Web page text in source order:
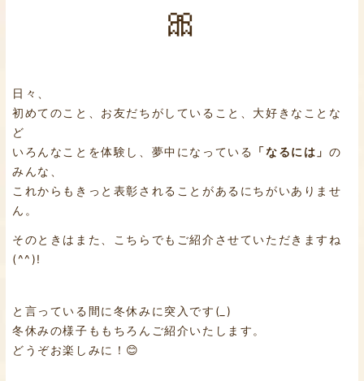
🎀
日々、
初めてのこと、お友だちがしていること、大好きなことな
ど
いろんなことを体験し、夢中になっている 「なるには」の
みんな、
これからもきっと表彰されることがあるにちがいありませ
ん。
そのときはまた、こちらでもご紹介させていただきますね
(^^)!
と言っている間に冬休みに突入です( )
冬休みの様子ももちろんご紹介いたします。
どうぞお楽しみに！😊